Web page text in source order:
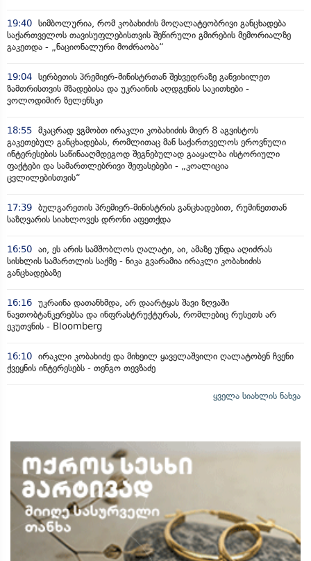
19:40 სიმბოლურია, რომ კობახიძის მოღალატეობრივი განცხადება
საქართველოს თავისუფლებისთვის შეწირული გმირების მემორიალზე
გაკეთდა - „ნაციონალური მოძრაობა“
19:04 სერბეთის პრემიერ-მინისტრთან შეხვედრაზე განვიხილეთ
ზამთრისთვის მზადებისა და უკრაინის აღდგენის საკითხები -
ვოლოდიმირ ზელენსკი
18:55 მკაცრად ვგმობთ ირაკლი კობახიძის მიერ 8 აგვისტოს
გაკეთებულ განცხადებას, რომლითაც მან საქართველოს ეროვნული
ინტერესების საწინააღმდეგოდ შეგნებულად გააყალბა ისტორიული
ფაქტები და სამართლებრივი შეფასებები - „კოალიცია
ცვლილებისთვის“
17:39 ბულგარეთის პრემიერ-მინისტრის განცხადებით, რუმინეთთან
საზღვარის სიახლოვეს დრონი აფეთქდა
16:50 აი, ეს არის სამშობლოს ღალატი, აი, ამაზე უნდა აღიძრას
სისხლის სამართლის საქმე - ნიკა გვარამია ირაკლი კობახიძის
განცხადებაზე
16:16 უკრაინა დათანხმდა, არ დაარტყას შავი ზღვაში
ნავთობტანკერებსა და ინფრასტრუქტურას, რომლებიც რუსეთს არ
ეკუთვნის - Bloomberg
16:10 ირაკლი კობახიძე და მიხეილ ყაველაშვილი ღალატობენ ჩვენი
ქვეყნის ინტერესებს - თენგო თევზაძე
ყველა სიახლის ნახვა